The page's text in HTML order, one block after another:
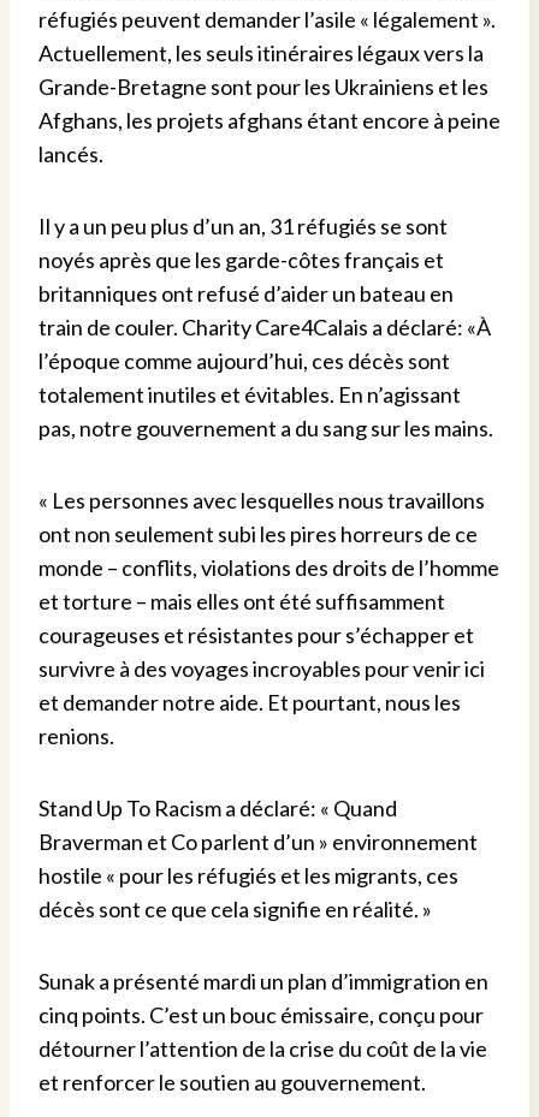
réfugiés peuvent demander l’asile « légalement ».
Actuellement, les seuls itinéraires légaux vers la
Grande-Bretagne sont pour les Ukrainiens et les
Afghans, les projets afghans étant encore à peine
lancés.
Il y a un peu plus d’un an, 31 réfugiés se sont
noyés après que les garde-côtes français et
britanniques ont refusé d’aider un bateau en
train de couler. Charity Care4Calais a déclaré: «À
l’époque comme aujourd’hui, ces décès sont
totalement inutiles et évitables. En n’agissant
pas, notre gouvernement a du sang sur les mains.
« Les personnes avec lesquelles nous travaillons
ont non seulement subi les pires horreurs de ce
monde – conflits, violations des droits de l’homme
et torture – mais elles ont été suffisamment
courageuses et résistantes pour s’échapper et
survivre à des voyages incroyables pour venir ici
et demander notre aide. Et pourtant, nous les
renions.
Stand Up To Racism a déclaré: « Quand
Braverman et Co parlent d’un » environnement
hostile « pour les réfugiés et les migrants, ces
décès sont ce que cela signifie en réalité. »
Sunak a présenté mardi un plan d’immigration en
cinq points. C’est un bouc émissaire, conçu pour
détourner l’attention de la crise du coût de la vie
et renforcer le soutien au gouvernement.